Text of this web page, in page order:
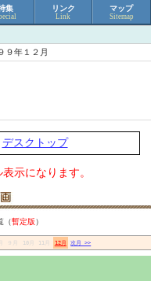
集 リンク
Link
マップ
Sitemap
９年１２月
デスクトップ
示になります。
（暫定版）
10月 11月 12月 次月 >>